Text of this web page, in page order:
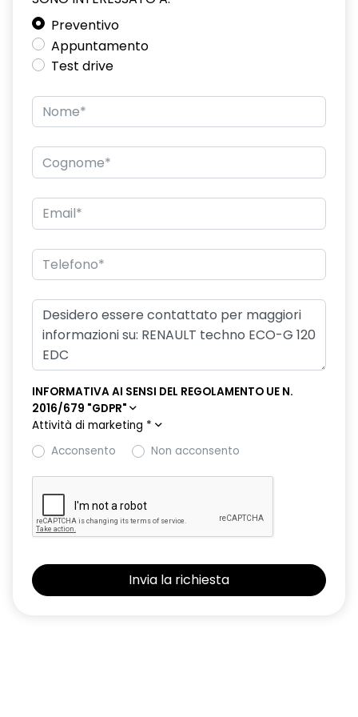
hands-free card per apertura/chiusura porte e avviamento
motore
HAR02
intelligent speed assist assistenza al superamento dei limiti
di velocità
kit gonfiaggio pneumatici
lunotto posteriore con funzione sbrinamento
Manutenzione Connessa, incluso per 8 anni
Pack standard connectivity, tramite app my rnlt
portellone posteriore manuale
privacy glass
retrovisore interno elettrocromico frameless
retrovisori esterni elettrici riscaldabili e ripiegabili
elettricamente
shark antenna
sistema di frenata d'emergenza attiva con riconoscimento
pedoni, ciclisti e incroci
Preventivo
Appuntamento
Test drive
INFORMATIVA AI SENSI DEL REGOLAMENTO UE N.
2016/679 "GDPR"
Attività di marketing *
Acconsento
Non acconsento